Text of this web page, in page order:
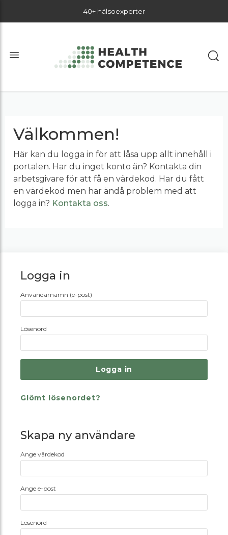
40+ hälsoexperter
Välkommen!
Här kan du logga in för att låsa upp allt innehåll i
portalen. Har du inget konto än? Kontakta din
arbetsgivare för att få en värdekod. Har du fått
en värdekod men har ändå problem med att
logga in? Kontakta oss.
Logga in
Användarnamn (e-post)
Lösenord
Glömt lösenordet?
Skapa ny användare
Ange värdekod
Ange e-post
Lösenord